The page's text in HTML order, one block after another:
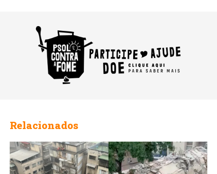
Relacionados